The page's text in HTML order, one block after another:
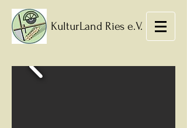
KulturLand Ries e.V.